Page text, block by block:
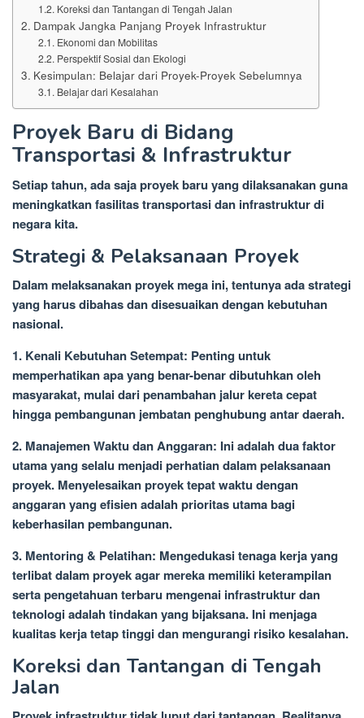
Koreksi dan Tantangan di Tengah Jalan
Dampak Jangka Panjang Proyek Infrastruktur
Ekonomi dan Mobilitas
Perspektif Sosial dan Ekologi
Kesimpulan: Belajar dari Proyek-Proyek Sebelumnya
Belajar dari Kesalahan
Proyek Baru di Bidang
Transportasi & Infrastruktur
Setiap tahun, ada saja proyek baru yang dilaksanakan guna
meningkatkan fasilitas transportasi dan infrastruktur di
negara kita.
Strategi & Pelaksanaan Proyek
Dalam melaksanakan proyek mega ini, tentunya ada strategi
yang harus dibahas dan disesuaikan dengan kebutuhan
nasional.
1. Kenali Kebutuhan Setempat: Penting untuk
memperhatikan apa yang benar-benar dibutuhkan oleh
masyarakat, mulai dari penambahan jalur kereta cepat
hingga pembangunan jembatan penghubung antar daerah.
2. Manajemen Waktu dan Anggaran: Ini adalah dua faktor
utama yang selalu menjadi perhatian dalam pelaksanaan
proyek. Menyelesaikan proyek tepat waktu dengan
anggaran yang efisien adalah prioritas utama bagi
keberhasilan pembangunan.
3. Mentoring & Pelatihan: Mengedukasi tenaga kerja yang
terlibat dalam proyek agar mereka memiliki keterampilan
serta pengetahuan terbaru mengenai infrastruktur dan
teknologi adalah tindakan yang bijaksana. Ini menjaga
kualitas kerja tetap tinggi dan mengurangi risiko kesalahan.
Koreksi dan Tantangan di Tengah
Jalan